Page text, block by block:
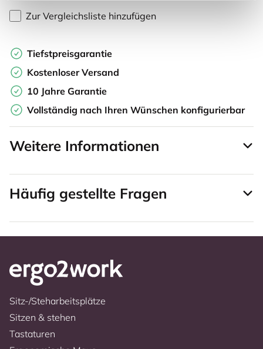
Zur Vergleichsliste hinzufügen
Tiefstpreisgarantie
Kostenloser Versand
10 Jahre Garantie
Vollständig nach Ihren Wünschen konfigurierbar
Weitere Informationen
Häufig gestellte Fragen
Sitz-/Steharbeitsplätze
Sitzen & stehen
Tastaturen